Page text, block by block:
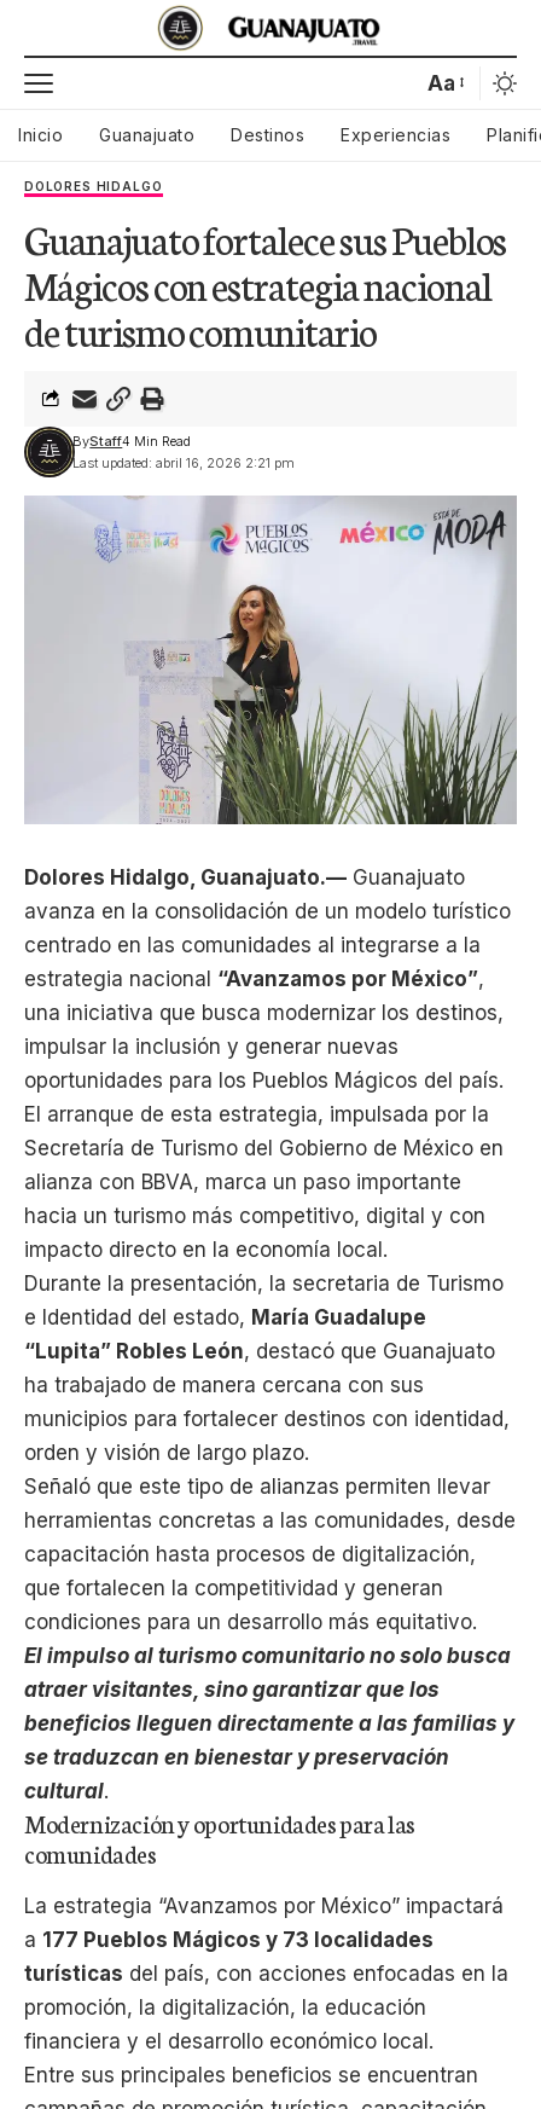
Aa
Inicio Guanajuato Destinos Experiencias
DOLORES HIDALGO
Guanajuato fortalece sus Pueblos
Mágicos con estrategia nacional
de turismo comunitario
Last updated: abril 16, 2026 2:21 pm
ByStaff4 Min Read
Dolores Hidalgo, Guanajuato.— Guanajuato
avanza en la consolidación de un modelo turístico
centrado en las comunidades al integrarse a la
estrategia nacional “Avanzamos por México”,
una iniciativa que busca modernizar los destinos,
impulsar la inclusión y generar nuevas
oportunidades para los Pueblos Mágicos del país.
El arranque de esta estrategia, impulsada por la
Secretaría de Turismo del Gobierno de México en
alianza con BBVA, marca un paso importante
hacia un turismo más competitivo, digital y con
impacto directo en la economía local.
Durante la presentación, la secretaria de Turismo
e Identidad del estado, María Guadalupe
“Lupita” Robles León, destacó que Guanajuato
ha trabajado de manera cercana con sus
municipios para fortalecer destinos con identidad,
orden y visión de largo plazo.
Señaló que este tipo de alianzas permiten llevar
herramientas concretas a las comunidades, desde
capacitación hasta procesos de digitalización,
que fortalecen la competitividad y generan
condiciones para un desarrollo más equitativo.
El impulso al turismo comunitario no solo busca
atraer visitantes, sino garantizar que los
beneficios lleguen directamente a las familias y
se traduzcan en bienestar y preservación
cultural.
Modernización y oportunidades para las
comunidades
La estrategia “Avanzamos por México” impactará
a 177 Pueblos Mágicos y 73 localidades
turísticas del país, con acciones enfocadas en la
promoción, la digitalización, la educación
financiera y el desarrollo económico local.
Entre sus principales beneficios se encuentran